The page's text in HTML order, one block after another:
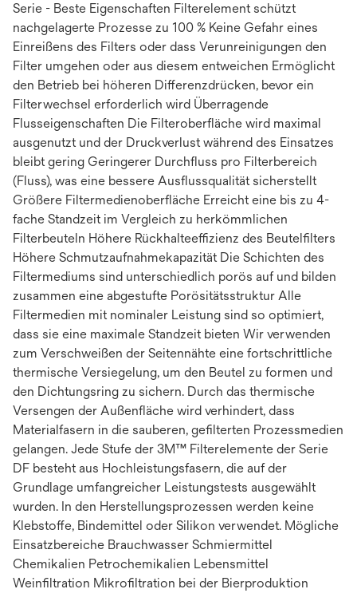
Serie - Beste Eigenschaften Filterelement schützt
nachgelagerte Prozesse zu 100 % Keine Gefahr eines
Einreißens des Filters oder dass Verunreinigungen den
Filter umgehen oder aus diesem entweichen Ermöglicht
den Betrieb bei höheren Differenzdrücken, bevor ein
Filterwechsel erforderlich wird Überragende
Flusseigenschaften Die Filteroberfläche wird maximal
ausgenutzt und der Druckverlust während des Einsatzes
bleibt gering Geringerer Durchfluss pro Filterbereich
(Fluss), was eine bessere Ausflussqualität sicherstellt
Größere Filtermedienoberfläche Erreicht eine bis zu 4-
fache Standzeit im Vergleich zu herkömmlichen
Filterbeuteln Höhere Rückhalteeffizienz des Beutelfilters
Höhere Schmutzaufnahmekapazität Die Schichten des
Filtermediums sind unterschiedlich porös auf und bilden
zusammen eine abgestufte Porösitätsstruktur Alle
Filtermedien mit nominaler Leistung sind so optimiert,
dass sie eine maximale Standzeit bieten Wir verwenden
zum Verschweißen der Seitennähte eine fortschrittliche
thermische Versiegelung, um den Beutel zu formen und
den Dichtungsring zu sichern. Durch das thermische
Versengen der Außenfläche wird verhindert, dass
Materialfasern in die sauberen, gefilterten Prozessmedien
gelangen. Jede Stufe der 3M™ Filterelemente der Serie
DF besteht aus Hochleistungsfasern, die auf der
Grundlage umfangreicher Leistungstests ausgewählt
wurden. In den Herstellungsprozessen werden keine
Klebstoffe, Bindemittel oder Silikon verwendet. Mögliche
Einsatzbereiche Brauchwasser Schmiermittel
Chemikalien Petrochemikalien Lebensmittel
Weinfiltration Mikrofiltration bei der Bierproduktion